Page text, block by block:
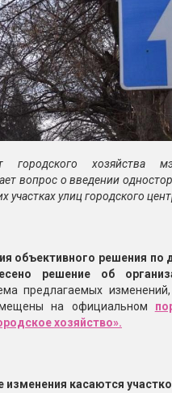
городского хозяйства
вопрос о введении
участках улиц городского
объективного решения по
решение об
предлагаемых
на официальном
хозяйство».
касаются